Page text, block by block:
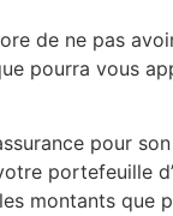
de ne pas
pourra vous
pour
portefeuille
montants que